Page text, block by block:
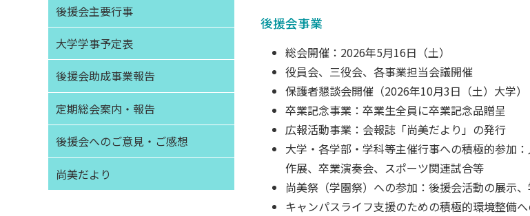
後援会事業
総会開催：2026年5月16日（土）
役員会、三役会、各事業担当会議開催
保護者懇談会開催（2026年10月3日（土）大学）
卒業記念事業：卒業生全員に卒業記念品贈呈
広報活動事業：会報誌「尚美だより」の発行
大学・各学部・学科等主催行事への積極的参加
作展、卒業演奏会、スポーツ関連試合等
尚美祭（学園祭）への参加：後援会活動の展示
キャンパスライフ支援のための積極的環境整備
後援会主要行事
大学学事予定表
後援会助成事業報告
定期総会案内・報告
後援会へのご意見・ご感想
尚美だより